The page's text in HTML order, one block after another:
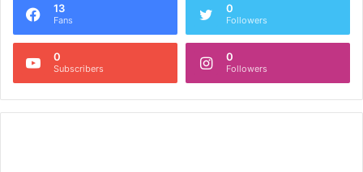
13
Fans
0
Followers
0
Subscribers
0
Followers